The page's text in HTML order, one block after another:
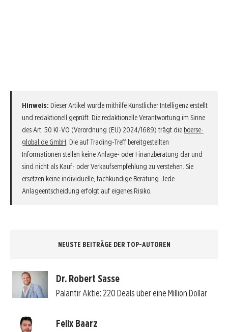
Hinweis: Dieser Artikel wurde mithilfe Künstlicher Intelligenz erstellt
und redaktionell geprüft. Die redaktionelle Verantwortung im Sinne
des Art. 50 KI-VO (Verordnung (EU) 2024/1689) trägt die boerse-
global.de GmbH. Die auf Trading-Treff bereitgestellten
Informationen stellen keine Anlage- oder Finanzberatung dar und
sind nicht als Kauf- oder Verkaufsempfehlung zu verstehen. Sie
ersetzen keine individuelle, fachkundige Beratung. Jede
Anlageentscheidung erfolgt auf eigenes Risiko.
NEUSTE BEITRÄGE DER TOP-AUTOREN
Dr. Robert Sasse
Palantir Aktie: 220 Deals über eine Million Dollar
Felix Baarz